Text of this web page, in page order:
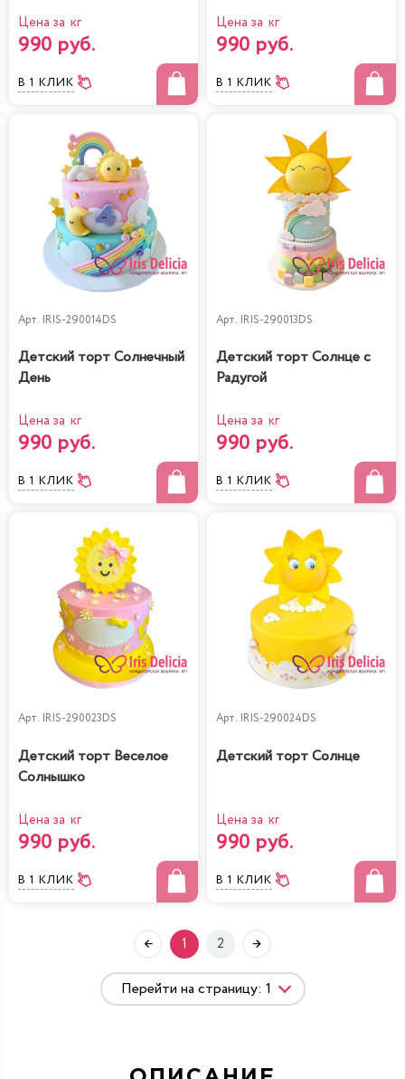
Цена за кг
990 руб.
В 1 КЛИК
Цена за кг
990 руб.
В 1 КЛИК
Арт. IRIS-290014DS
Детский торт Солнечный
День
Цена за кг
990 руб.
В 1 КЛИК
Арт. IRIS-290013DS
Детский торт Солнце с
Радугой
Цена за кг
990 руб.
В 1 КЛИК
Арт. IRIS-290023DS
Детский торт Веселое
Солнышко
Цена за кг
990 руб.
В 1 КЛИК
Арт. IRIS-290024DS
Детский торт Солнце
Цена за кг
990 руб.
В 1 КЛИК
1 2